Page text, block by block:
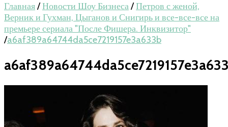
Главная/Новости Шоу Бизнеса/Петров с женой,
Верник и Гухман, Цыганов и Снигирь и все-все-все на
премьере сериала "После Фишера. Инквизитор"
/a6af389a64744da5ce7219157e3a633b